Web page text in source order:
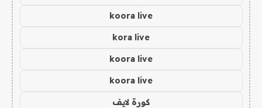
koora live
kora live
koora live
koora live
كورة لايف